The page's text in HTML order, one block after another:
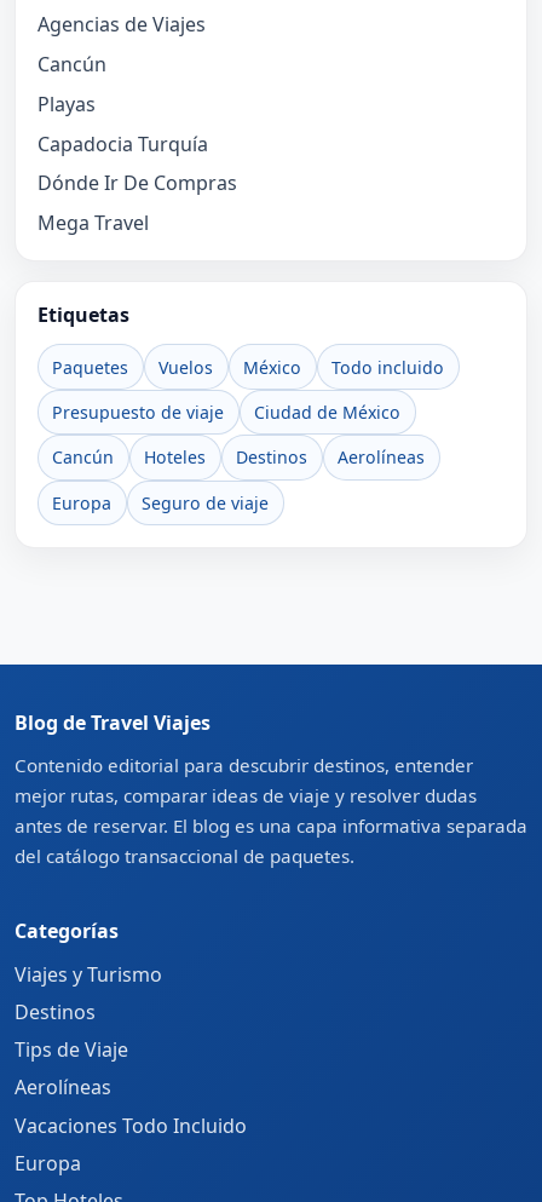
Agencias de Viajes
Cancún
Playas
Capadocia Turquía
Dónde Ir De Compras
Mega Travel
Etiquetas
Paquetes Vuelos México
Todo incluido
Presupuesto de viaje
Ciudad de México
Cancún
Hoteles Destinos
Aerolíneas
Europa
Seguro de viaje
Blog de Travel Viajes
Contenido editorial para descubrir destinos, entender
mejor rutas, comparar ideas de viaje y resolver dudas
antes de reservar. El blog es una capa informativa separada
del catálogo transaccional de paquetes.
Categorías
Viajes y Turismo
Destinos
Tips de Viaje
Aerolíneas
Vacaciones Todo Incluido
Europa